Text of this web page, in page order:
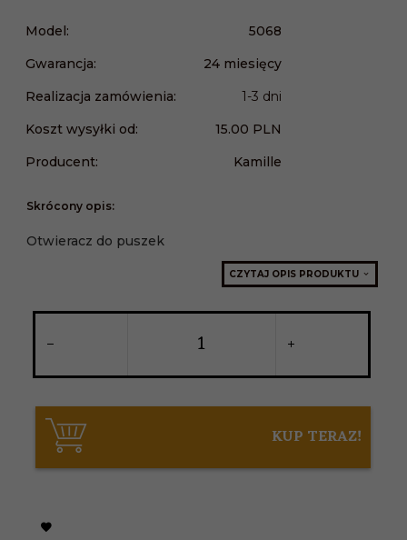
Model:
5068
Gwarancja:
24 miesięcy
Realizacja zamówienia:
1-3 dni
Koszt wysyłki od:
15.00 PLN
Producent:
Kamille
Skrócony opis:
Otwieracz do puszek
CZYTAJ OPIS PRODUKTU
KUP TERAZ!